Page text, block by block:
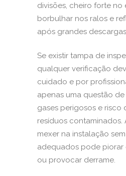
divisões, cheiro forte no
borbulhar nos ralos e
após grandes
Se existir tampa de
qualquer verificação
cuidado e por
apenas uma questão de
gases perigosos e
resíduos contaminados.
mexer na instalação
adequados pode piorar
ou provocar derrame.